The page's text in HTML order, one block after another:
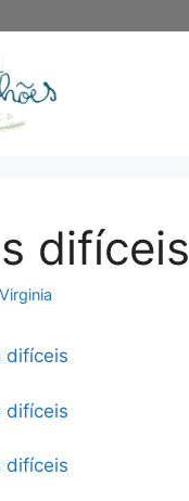
difíceis
Virginia